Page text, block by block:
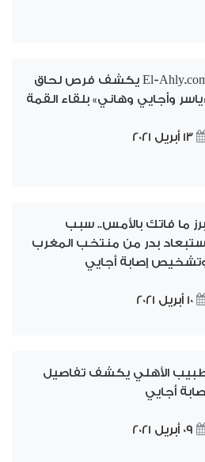
El-Ahly.com يكشف فرص لحاق
وأجايي وهاني» بلقاء القمة
13 أبريل 2021
ما فاتك بالأمس.. سبب
بدر من منتخب المغرب
إصابة أجايي
10 أبريل 2021
الأهلي يكشف تفاصيل
أجايي
09 أبريل 2021